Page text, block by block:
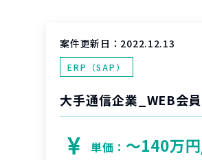
案件更新日： 2022.12.13
ERP（SAP）
単価： 〜140万